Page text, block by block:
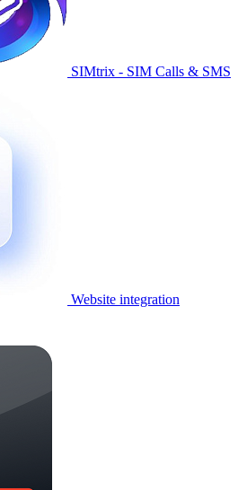
SIMtrix - SIM Calls & SMS
Website integration